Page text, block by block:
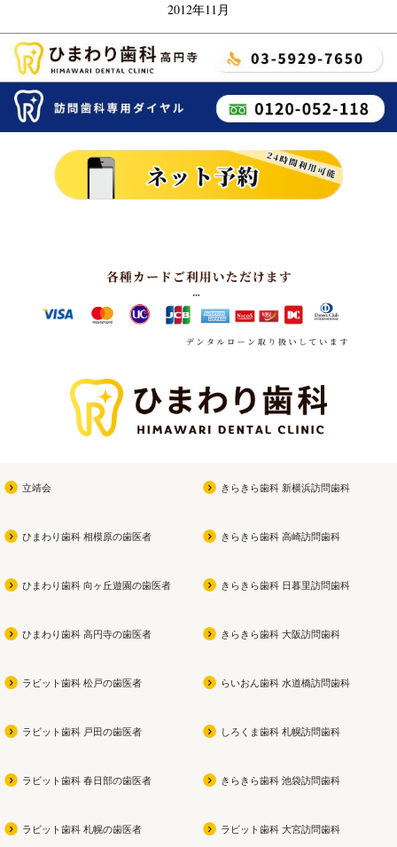
2012年11月
立靖会
ひまわり歯科 相模原の歯医者
ひまわり歯科 向ヶ丘遊園の歯医者
ひまわり歯科 高円寺の歯医者
ラビット歯科 松戸の歯医者
ラビット歯科 戸田の歯医者
ラビット歯科 春日部の歯医者
ラビット歯科 札幌の歯医者
きらきら歯科 新横浜訪問歯科
きらきら歯科 高崎訪問歯科
きらきら歯科 日暮里訪問歯科
きらきら歯科 大阪訪問歯科
らいおん歯科 水道橋訪問歯科
しろくま歯科 札幌訪問歯科
きらきら歯科 池袋訪問歯科
ラビット歯科 大宮訪問歯科